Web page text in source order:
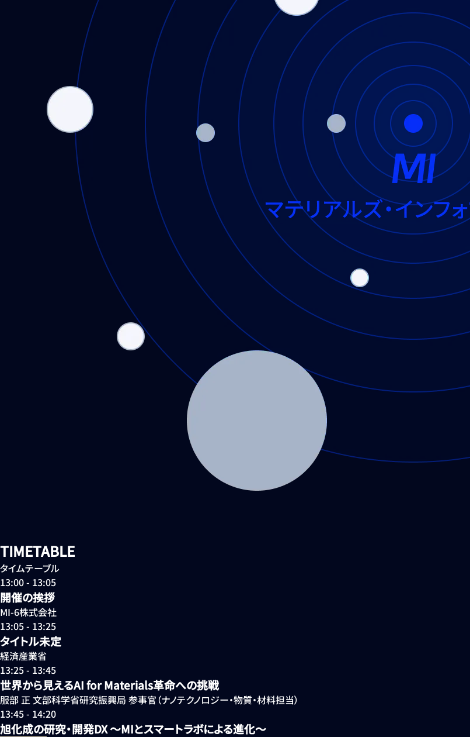
TIMETABLE
タイムテーブル
13:00 - 13:05
開催の挨拶
MI-6株式会社
13:05 - 13:25
タイトル未定
経済産業省
13:25 - 13:45
世界から見えるAI for Materials革命への挑戦
服部 正文部科学省研究振興局 参事官（ナノテクノロジー・物質・材料担当）
13:45 - 14:20
旭化成の研究・開発DX ～MIとスマートラボによる進化～